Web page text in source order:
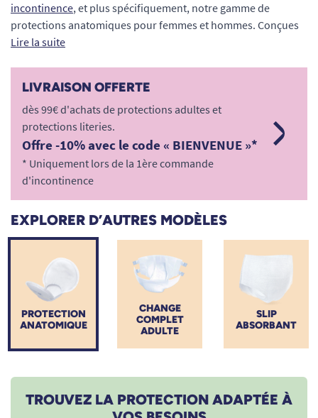
incontinence, et plus spécifiquement, notre gamme de
protections anatomiques pour femmes et hommes. Conçues
pour répondre aux défis de l'incontinence légère à modérée,
morphologie pour une discrétion totale sous les vêtements.
Bénéficiez de produits hautement absorbants, d'une livraison
rapide, totalement discrète et offerte dès 99€ d'achats, ainsi
que de la possibilité de commander des échantillons gratuits
pour tester sereinement.
Lire la suite
LIVRAISON OFFERTE
dès 99€ d'achats de protections adultes et
protections literies.
Offre -10% avec le code « BIENVENUE »*
* Uniquement lors de la 1ère commande
d'incontinence
EXPLORER D’AUTRES MODÈLES
CHANGE
COMPLET
ADULTE
SLIP
ABSORBANT
PROTECTION
ANATOMIQUE
TROUVEZ LA PROTECTION ADAPTÉE À